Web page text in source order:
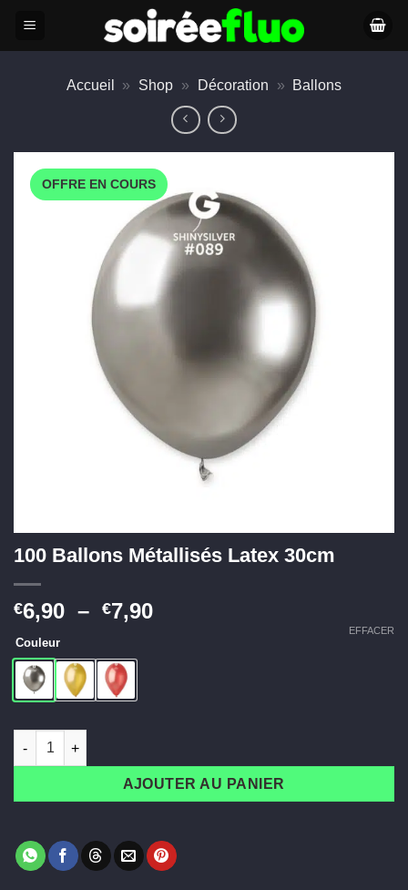
contenu
Accueil
» Shop » Décoration » Ballons
OFFRE EN COURS
100 Ballons Métallisés Latex 30cm
€6,90 – €7,90Plage
Couleur
EFFACER
quantité de 100 Ballons Métallisés Latex 30cm
AJOUTER AU PANIER